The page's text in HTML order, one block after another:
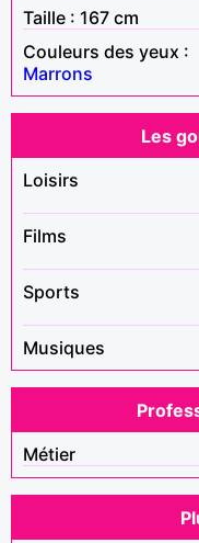
Taille : 167 cm
Couleurs des yeux :
Marrons
Les
Loisirs
Films
Sports
Musiques
Métier